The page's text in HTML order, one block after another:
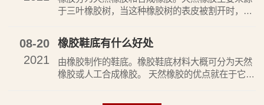
于三叶橡胶树，当这种橡胶树的表皮被割开时，就
涤、成型、干燥即得天然橡胶。合成橡胶是由人工
合成方法而制得的，采用不同的原料（单体）可以
合成出不同种类的橡胶。
08-20
2021
橡胶鞋底有什么好处
由橡胶制作的鞋底。橡胶鞋底材料大概可分为天然
橡胶或人工合成橡胶。 天然橡胶的优点就在于它非